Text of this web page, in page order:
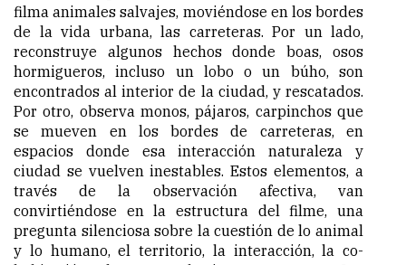
filma animales salvajes, moviéndose en los bordes
de la vida urbana, las carreteras. Por un lado,
reconstruye algunos hechos donde boas, osos
hormigueros, incluso un lobo o un búho, son
encontrados al interior de la ciudad, y rescatados.
Por otro, observa monos, pájaros, carpinchos que
se mueven en los bordes de carreteras, en
espacios donde esa interacción naturaleza y
ciudad se vuelven inestables. Estos elementos, a
través de la observación afectiva, van
convirtiéndose en la estructura del filme, una
pregunta silenciosa sobre la cuestión de lo animal
y lo humano, el territorio, la interacción, la co-